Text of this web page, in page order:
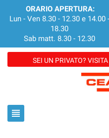
ORARIO APERTURA:
Lun - Ven 8.30 - 12.30 e 14.00 -
18.30
Sab matt. 8.30 - 12.30
SEI UN PRIVATO?
view_headline